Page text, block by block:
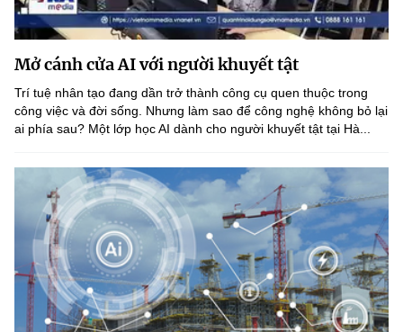
Mở cánh cửa AI với người khuyết tật
Trí tuệ nhân tạo đang dần trở thành công cụ quen thuộc trong
công việc và đời sống. Nhưng làm sao để công nghệ không bỏ lại
ai phía sau? Một lớp học AI dành cho người khuyết tật tại Hà...